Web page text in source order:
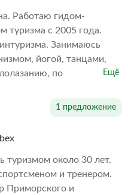
Работаю гидом-
туризма с 2005 года.
Занимаюсь
йогой, танцами,
по
рада делиться этими
Принимаю заявки
(большой японский
и
Ещё
1 предложение
туризмом около 30 лет.
и тренером.
Приморского и